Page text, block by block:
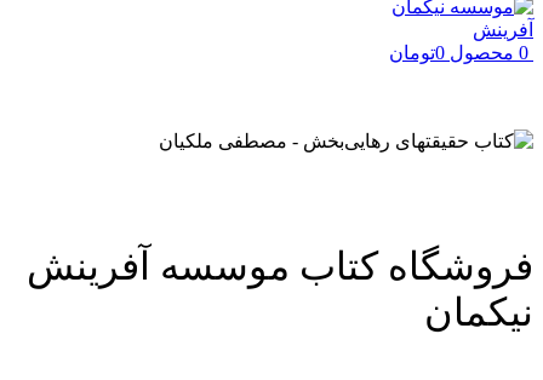
0 محصول 0تومان
فروشگاه کتاب‌ موسسه آفرینش
نیکمان